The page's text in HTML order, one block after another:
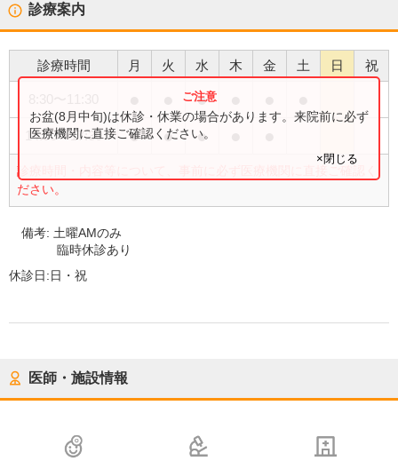
診療案内
診療時間 月 火 水 木 金 土 日 祝
●
14:00〜17:30 ● ● ●
診療時間・内容等について、事前に必ず医療機関に直接ご確認く
ださい。
お盆(8月中旬)は休診・休業の場合があります。来院前に必ず
医療機関に直接ご確認ください。
×閉じる
備考: 土曜AMのみ
臨時休診あり
休診日:日・祝
医師・施設情報